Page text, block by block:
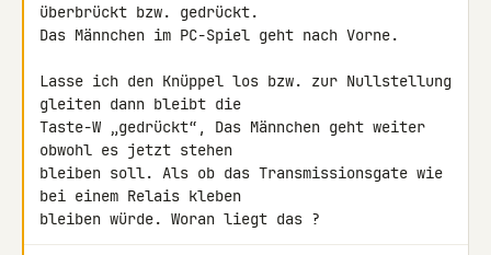
überbrückt bzw. gedrückt.
Das Männchen im PC-Spiel geht nach Vorne.
Lasse ich den Knüppel los bzw. zur Nullstellung
gleiten dann bleibt die
Taste-W „gedrückt“, Das Männchen geht weiter
obwohl es jetzt stehen
bleiben soll. Als ob das Transmissionsgate wie
bei einem Relais kleben
bleiben würde. Woran liegt das ?